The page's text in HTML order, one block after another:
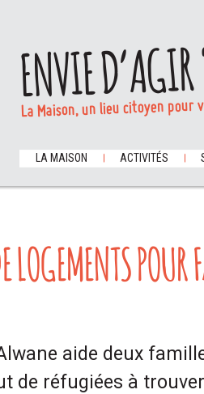
ENVIE
La Maison, un lieu citoyen
LA MAISON ACTIVITÉS
LOGEMENTS
aide deux
de réfugiées à